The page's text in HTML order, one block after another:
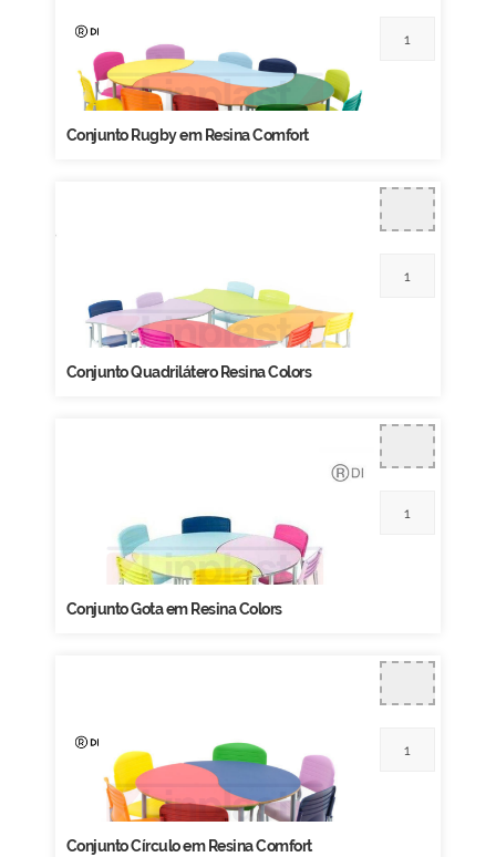
Conjunto Rugby em Resina Comfort
Conjunto Quadrilátero Resina Colors
Conjunto Gota em Resina Colors
Conjunto Círculo em Resina Comfort